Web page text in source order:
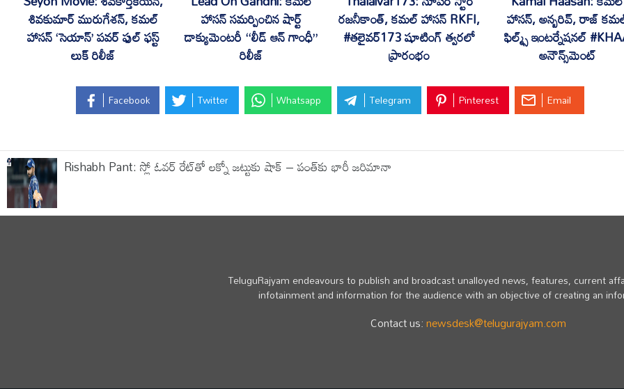
శివకుమార్ మురుగేశన్, కమల్
హాసన్ ‘సెయాన్’ పవర్ ఫుల్ ఫస్ట్
లుక్ రిలీజ్
హాసన్ సమర్పించిన షార్ట్
డాక్యుమెంటరీ “లీడ్ ఆన్ గాంధీ”
రిలీజ్
రజనీకాంత్, కమల్ హాసన్ RKFI,
#తలైవర్173 షూటింగ్ త్వరలో
ప్రారంభం
హాసన్, అన్బరివ్, రాజ్
ఫిల్మ్స్ ఇంటర్నేషనల్
అనౌన్స్‌మెంట్
Facebook Twitter Whatsapp Telegram Pinterest Email
Rishabh Pant: స్లో ఓవర్ రేట్‌తో లక్నో జట్టుకు షాక్ – పంత్‌కు భారీ జరిమానా
TeluguRajyam endeavours to publish and broadcast unalloyed news, features, current
infotainment and information for the audience with an objective of creating an
Contact us:newsdesk@telugurajyam.com